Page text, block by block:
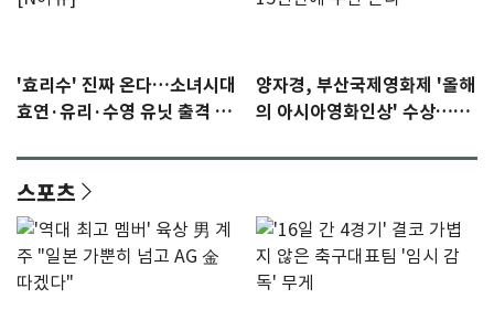
'효리수' 진짜 온다…소녀시대
효연·유리·수영 유닛 출격 [N
양자경, 부산국제영화제 '올해
의 아시아영화인상' 수상…15
스포츠